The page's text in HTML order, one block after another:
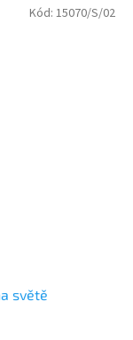
světě
Kód: 15070/S/02